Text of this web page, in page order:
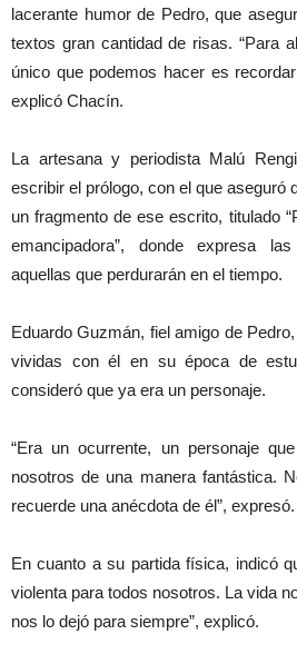
lacerante humor de Pedro, que
textos gran cantidad de risas. “Para
único que podemos hacer es
explicó Chacín.
La artesana y periodista Malú
escribir el prólogo, con el que aseguró
un fragmento de ese escrito, titulado
emancipadora”, donde expresa
aquellas que perdurarán en el tiempo.
Eduardo Guzmán, fiel amigo de
vividas con él en su época de
consideró que ya era un personaje.
“Era un ocurrente, un personaje
nosotros de una manera fantástica.
recuerde una anécdota de él”, expresó.
En cuanto a su partida física, indicó
violenta para todos nosotros. La vida
nos lo dejó para siempre”, explicó.